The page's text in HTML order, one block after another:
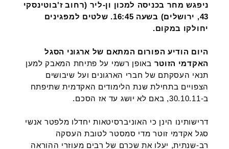
ניפגש מחר בכניסה למכון ון-ליר (רחוב ז'בוטינסקי
43, ירושלים) בשעה 16:45. שלטים למפגינים
יחולקו במקום.
היום הודיע הפורום המתאם של ארגוני הסגל
האקדמי הזוטר באופן רשמי על פתיחת המאבק למען
תנאי העסקתם של חברי הארגונים ועל שיבושים
הצפויים בתחילת שנת הלימודים האקדמית שתיפתח
ב-30.10.11, באם לא יושג עד אז הסכם.
דרישותינו הינן כי האוניברסיטאות יחדלו מלפטר אנשי
סגל אקדמי זוטר מדי סמסטר לטובת העסקה
רב-שנתית, יעלו את שכרם של רבים מעוזרי ההוראה